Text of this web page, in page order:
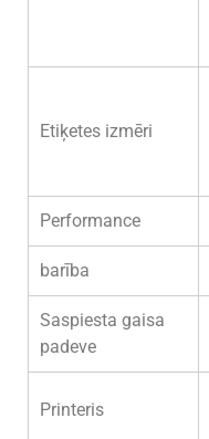
Etiķetes izmēri
Performance
barība
Saspiesta gaisa
padeve
Printeris